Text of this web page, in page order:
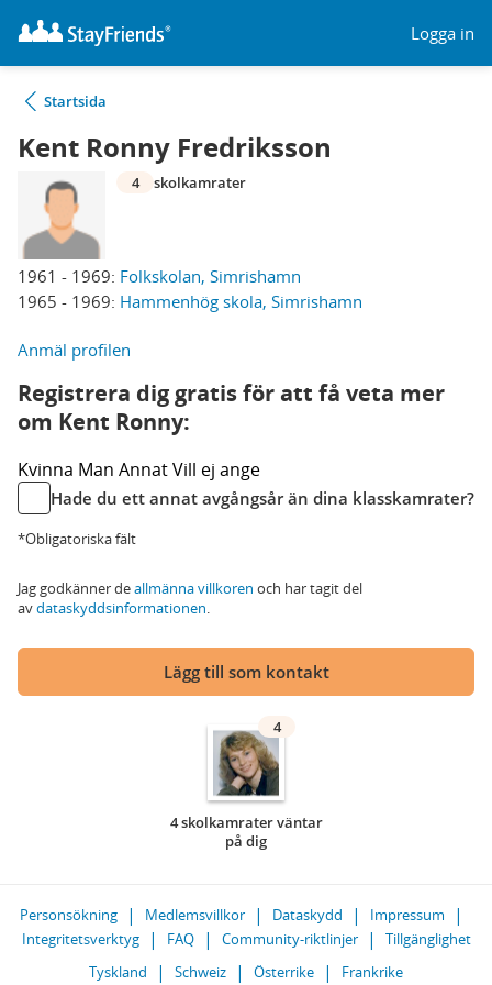
Logga in
Startsida
Kent Ronny Fredriksson
1961 - 1969: Folkskolan, Simrishamn
1965 - 1969: Hammenhög skola, Simrishamn
4 skolkamrater
Anmäl profilen
Registrera dig gratis för att få veta mer
om Kent Ronny:
Kvinna Man AnnatVill ej ange
Hade du ett annat avgångsår än dina klasskamrater?
*Obligatoriska fält
Jag godkänner deallmänna villkoren och har tagit del
avdataskyddsinformationen.
Lägg till som kontakt
4
4 skolkamrater väntar
på dig
Personsökning Medlemsvillkor Dataskydd
Impressum
Integritetsverktyg
FAQ Community-riktlinjer
Tillgänglighet
Tyskland
Schweiz Österrike Frankrike